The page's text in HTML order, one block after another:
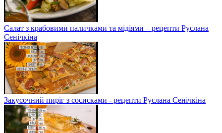
Салат з крабовими паличками та мідіями – рецепти Руслана
Сенічкіна
Закусочний пиріг з сосисками - рецепти Руслана Сенічкіна